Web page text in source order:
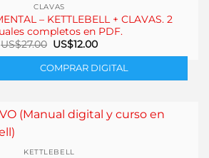
CLAVAS
– KETTLEBELL + CLAVAS. 2
completos en PDF.
US$27.00 El
precio
original
era:
US$27.00.
US$12.00El
actual
es:
US$12.00.
COMPRAR DIGITAL
KETTLEBELL